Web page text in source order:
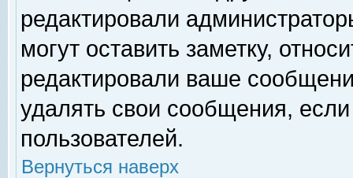
редактировали
могут оставить заметку,
редактировали ваше
удалять свои сообщения,
пользователей.
Вернуться наверх